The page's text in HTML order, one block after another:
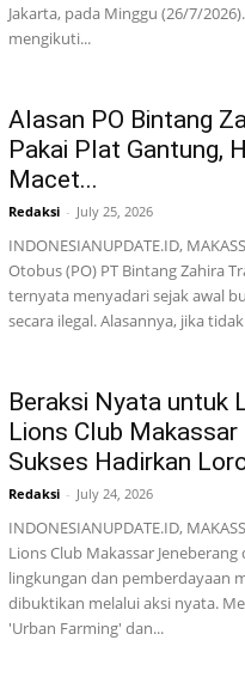
Jakarta, pada Minggu (26/7/
mengikuti...
Alasan PO Bintang
Pakai Plat Gantung,
Macet...
Redaksi - July 25, 2026
INDONESIANUPDATE.ID,
Otobus (PO) PT Bintang Zahira
ternyata menyadari sejak awal
secara ilegal. Alasannya, jika
Beraksi Nyata untuk
Lions Club Makassar
Sukses Hadirkan
Redaksi - July 24, 2026
INDONESIANUPDATE.ID,
Lions Club Makassar
lingkungan dan pemberdayaan
dibuktikan melalui aksi nyata.
'Urban Farming' dan...